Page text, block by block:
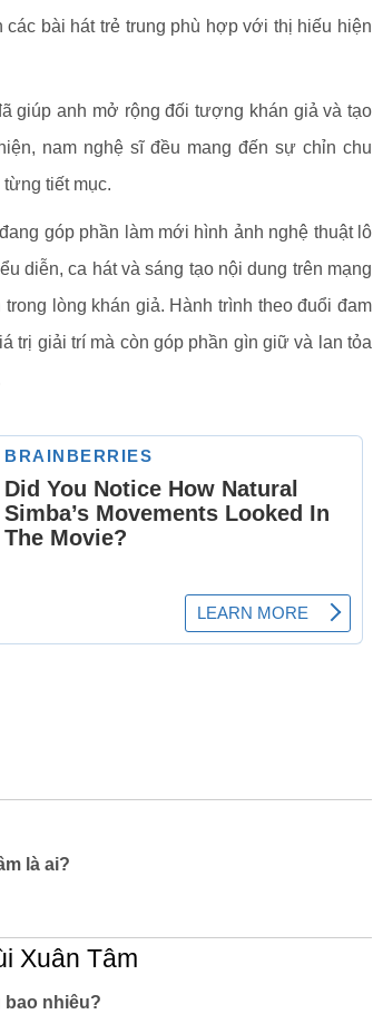
bài hát trẻ trung phù hợp với thị hiếu hiện
giúp anh mở rộng đối tượng khán giả và tạo
nam nghệ sĩ đều mang đến sự chỉn chu
tiết mục.
góp phần làm mới hình ảnh nghệ thuật lô
diễn, ca hát và sáng tạo nội dung trên mạng
lòng khán giả. Hành trình theo đuổi đam
trị giải trí mà còn góp phần gìn giữ và lan tỏa
là ai?
Xuân Tâm
bao nhiêu?